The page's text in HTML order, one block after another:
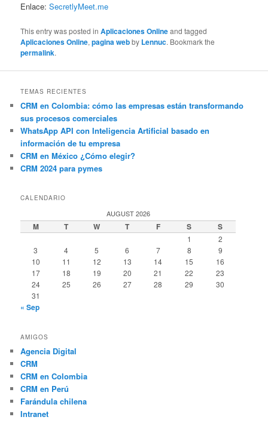
Enlace:SecretlyMeet.me
This entry was posted inAplicaciones Onlineand tagged
Aplicaciones Online,pagina webby Lennuc. Bookmark the
permalink.
TEMAS RECIENTES
CRM en Colombia: cómo las empresas están transformando
sus procesos comerciales
WhatsApp API con Inteligencia Artificial basado en
información de tu empresa
CRM en México ¿Cómo elegir?
CRM 2024 para pymes
CALENDARIO
AUGUST 2026
M T W T F S S
1
2
3
4 5 6 7 8
9
10
11 12 13 14 15
16
17
18 19 20 21 22
23
24
25 26 27 28 29
30
31
« Sep
AMIGOS
Agencia Digital
CRM
CRM en Colombia
CRM en Perú
Farándula chilena
Intranet